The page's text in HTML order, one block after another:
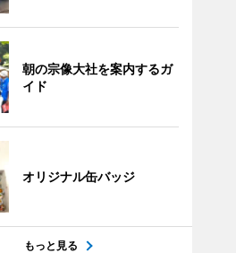
朝の宗像大社を案内するガ
イド
オリジナル缶バッジ
もっと見る